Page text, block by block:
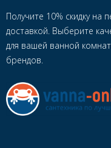
Получите 10% скидку на
доставкой. Выберите
для вашей ванной
брендов.